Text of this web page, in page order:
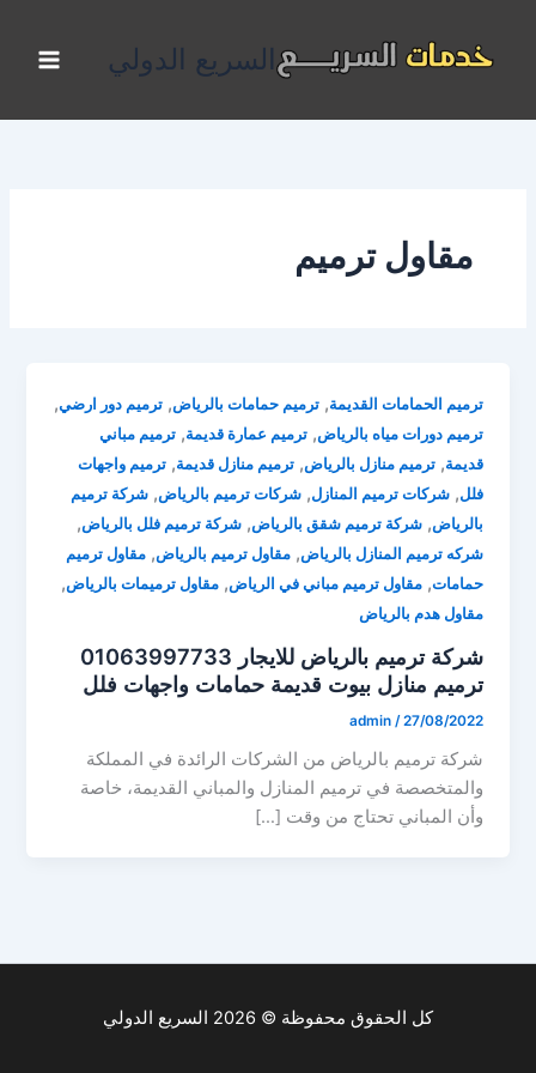
المحتوى
السريع الدولي
مقاول ترميم
ترميم الحمامات القديمة,ترميم حمامات بالرياض,ترميم دور ارضي,
ترميم دورات مياه بالرياض,ترميم عمارة قديمة,ترميم مباني
قديمة,ترميم منازل بالرياض,ترميم منازل قديمة,ترميم واجهات
فلل,شركات ترميم المنازل,شركات ترميم بالرياض,شركة ترميم
بالرياض,شركة ترميم شقق بالرياض,شركة ترميم فلل بالرياض,
شركه ترميم المنازل بالرياض,مقاول ترميم بالرياض,مقاول ترميم
حمامات,مقاول ترميم مباني في الرياض,مقاول ترميمات بالرياض,
مقاول هدم بالرياض
شركة ترميم بالرياض للايجار 01063997733
ترميم منازل بيوت قديمة حمامات واجهات فلل
admin /27/08/2022
شركة ترميم بالرياض من الشركات الرائدة في المملكة
والمتخصصة في ترميم المنازل والمباني القديمة، خاصة
وأن المباني تحتاج من وقت […]
كل الحقوق محفوظة © 2026 السريع الدولي